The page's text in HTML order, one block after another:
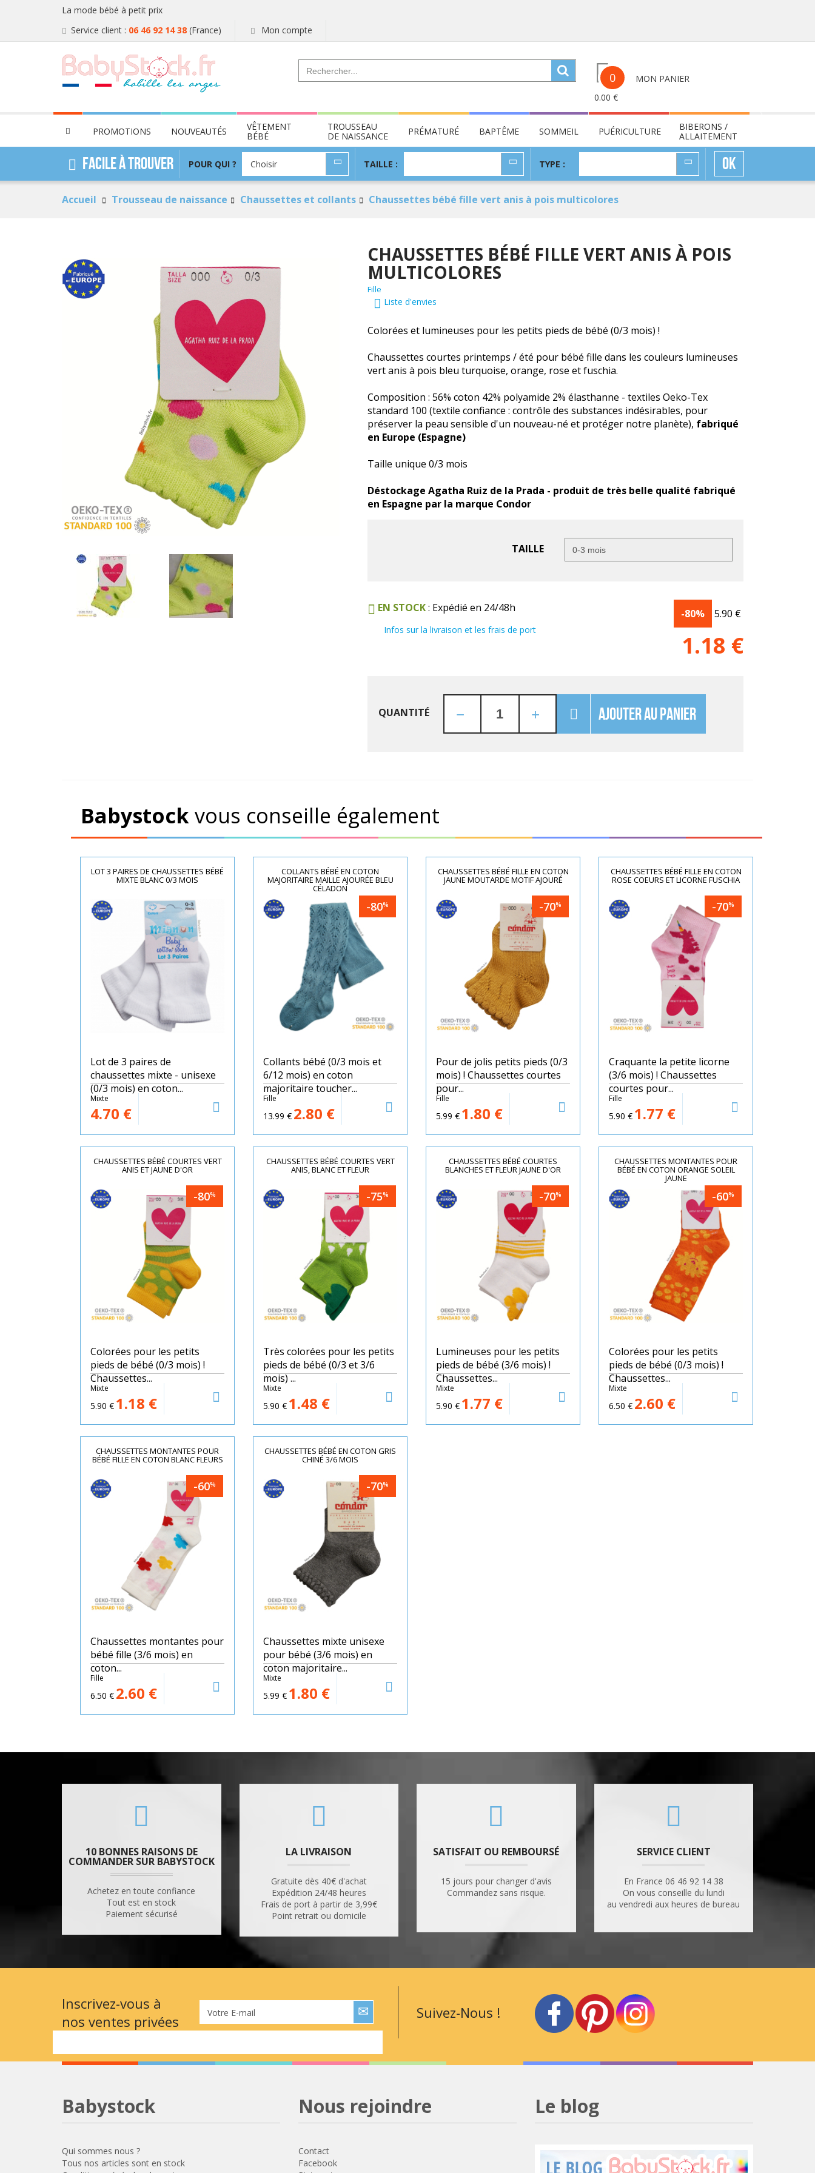
La mode bébé à petit prix
Service client : 06 46 92 14 38 (France) Mon compte
0
MON PANIER
0.00 €
PROMOTIONS NOUVEAUTÉS
VÊTEMENT
BÉBÉ
TROUSSEAU
DE NAISSANCE
PRÉMATURÉ BAPTÊME SOMMEIL PUÉRICULTURE
BIBERONS /
ALLAITEMENT
Facile à trouver POUR QUI ? Choisir
POUR
QUI
?
TAILLE : TYPE : OK
Accueil Trousseau de naissance Chaussettes et collants Chaussettes bébé fille vert anis à pois multicolores
CHAUSSETTES BÉBÉ FILLE VERT ANIS À POIS
MULTICOLORES
Fille
Liste d'envies
Colorées et lumineuses pour les petits pieds de bébé (0/3 mois) !
Chaussettes courtes printemps / été pour bébé fille dans les couleurs lumineuses
vert anis à pois bleu turquoise, orange, rose et fuschia.
Composition : 56% coton 42% polyamide 2% élasthanne - textiles Oeko-Tex
standard 100 (textile confiance : contrôle des substances indésirables, pour
préserver la peau sensible d'un nouveau-né et protéger notre planète), fabriqué
en Europe (Espagne)
Taille unique 0/3 mois
Déstockage Agatha Ruiz de la Prada - produit de très belle qualité fabriqué
en Espagne par la marque Condor
TAILLE
EN STOCK : Expédié en 24/48h
Infos sur la livraison et les frais de port
-80% 5.90 €
1.18 €
QUANTITÉ AJOUTER AU PANIER
Babystockvous conseille également
LOT 3 PAIRES DE CHAUSSETTES BÉBÉ
MIXTE BLANC 0/3 MOIS
Lot de 3 paires de
chaussettes mixte - unisexe
(0/3 mois) en coton...
Mixte
4.70 €
COLLANTS BÉBÉ EN COTON
MAJORITAIRE MAILLE AJOURÉE BLEU
CÉLADON
-80%
Collants bébé (0/3 mois et
6/12 mois) en coton
majoritaire toucher...
Fille
13.99 € 2.80 €
CHAUSSETTES BÉBÉ FILLE EN COTON
JAUNE MOUTARDE MOTIF AJOURÉ
-70%
Pour de jolis petits pieds (0/3
mois) ! Chaussettes courtes
pour...
Fille
5.99 € 1.80 €
CHAUSSETTES BÉBÉ FILLE EN COTON
ROSE COEURS ET LICORNE FUSCHIA
-70%
Craquante la petite licorne
(3/6 mois) ! Chaussettes
courtes pour...
Fille
5.90 € 1.77 €
CHAUSSETTES BÉBÉ COURTES VERT
ANIS ET JAUNE D'OR
-80%
Colorées pour les petits
pieds de bébé (0/3 mois) !
Chaussettes...
Mixte
5.90 € 1.18 €
CHAUSSETTES BÉBÉ COURTES VERT
ANIS, BLANC ET FLEUR
-75%
Très colorées pour les petits
pieds de bébé (0/3 et 3/6
mois) ...
Mixte
5.90 € 1.48 €
CHAUSSETTES BÉBÉ COURTES
BLANCHES ET FLEUR JAUNE D'OR
-70%
Lumineuses pour les petits
pieds de bébé (3/6 mois) !
Chaussettes...
Mixte
5.90 € 1.77 €
CHAUSSETTES MONTANTES POUR
BÉBÉ EN COTON ORANGE SOLEIL
JAUNE
-60%
Colorées pour les petits
pieds de bébé (0/3 mois) !
Chaussettes...
Mixte
6.50 € 2.60 €
CHAUSSETTES MONTANTES POUR
BÉBÉ FILLE EN COTON BLANC FLEURS
-60%
Chaussettes montantes pour
bébé fille (3/6 mois) en
coton...
Fille
6.50 € 2.60 €
CHAUSSETTES BÉBÉ EN COTON GRIS
CHINÉ 3/6 MOIS
-70%
Chaussettes mixte unisexe
pour bébé (3/6 mois) en
coton majoritaire...
Mixte
5.99 € 1.80 €
10 BONNES RAISONS DE
COMMANDER SUR BABYSTOCK
Achetez en toute confiance
Tout est en stock
Paiement sécurisé
LA LIVRAISON
Gratuite dès 40€ d'achat
Expédition 24/48 heures
Frais de port à partir de 3,99€
Point retrait ou domicile
SATISFAIT OU REMBOURSÉ
15 jours pour changer d'avis
Commandez sans risque.
SERVICE CLIENT
En France 06 46 92 14 38
On vous conseille du lundi
au vendredi aux heures de bureau
Inscrivez-vous à
nos ventes privées
Votre E-mail Suivez-Nous !
Babystock
Qui sommes nous ?
Tous nos articles sont en stock
Nous rejoindre
Contact
Facebook
Le blog